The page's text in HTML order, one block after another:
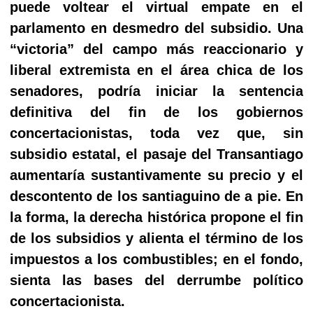
puede voltear el virtual empate en el
parlamento en desmedro del subsidio. Una
“victoria” del campo más reaccionario y
liberal extremista en el área chica de los
senadores, podría iniciar la sentencia
definitiva del fin de los gobiernos
concertacionistas, toda vez que, sin
subsidio estatal, el pasaje del Transantiago
aumentaría sustantivamente su precio y el
descontento de los santiaguino de a pie. En
la forma, la derecha histórica propone el fin
de los subsidios y alienta el término de los
impuestos a los combustibles; en el fondo,
sienta las bases del derrumbe político
concertacionista.